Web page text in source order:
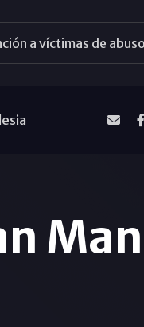
a víctimas de